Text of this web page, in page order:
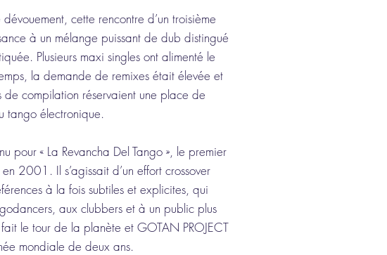
cette rencontre d’un troisième
à un mélange puissant de dub distingué
Plusieurs maxi singles ont alimenté le
la demande de remixes était élevée et
de compilation réservaient une place de
tango électronique.
pour « La Revancha Del Tango », le premier
2001. Il s’agissait d’un effort crossover
à la fois subtiles et explicites, qui
aux clubbers et à un public plus
le tour de la planète et GOTAN PROJECT
mondiale de deux ans.